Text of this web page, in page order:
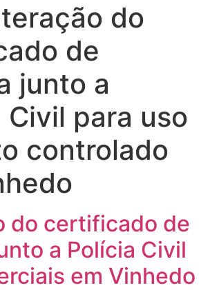
do
de
junto a
Civil para uso
controlado
do certificado de
a Polícia Civil
em Vinhedo